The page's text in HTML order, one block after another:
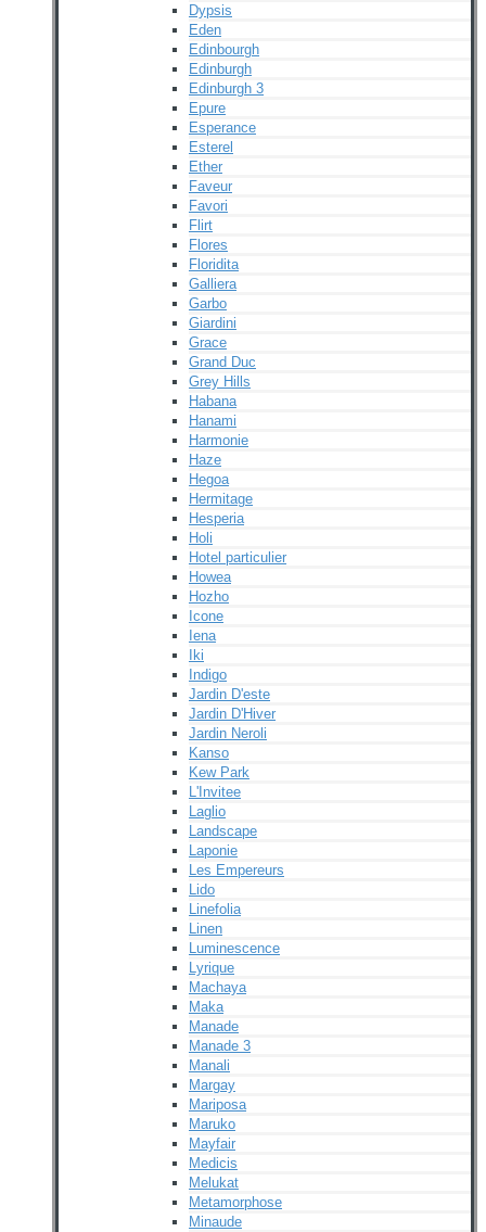
Dypsis
Eden
Edinbourgh
Edinburgh
Edinburgh 3
Epure
Esperance
Esterel
Ether
Faveur
Favori
Flirt
Flores
Floridita
Galliera
Garbo
Giardini
Grace
Grand Duc
Grey Hills
Habana
Hanami
Harmonie
Haze
Hegoa
Hermitage
Hesperia
Holi
Hotel particulier
Howea
Hozho
Icone
Iena
Iki
Indigo
Jardin D'este
Jardin D'Hiver
Jardin Neroli
Kanso
Kew Park
L'Invitee
Laglio
Landscape
Laponie
Les Empereurs
Lido
Linefolia
Linen
Luminescence
Lyrique
Machaya
Maka
Manade
Manade 3
Manali
Margay
Mariposa
Maruko
Mayfair
Medicis
Melukat
Metamorphose
Minaude